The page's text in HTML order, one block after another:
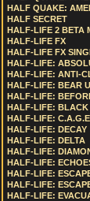
HALF QUAKE:
HALF SECRET
HALF-LIFE 2 BETA
HALF-LIFE FX
HALF-LIFE FX
HALF-LIFE:
HALF-LIFE: ANTI-
HALF-LIFE: BEAR
HALF-LIFE:
HALF-LIFE: BLACK
HALF-LIFE:
HALF-LIFE: DECAY
HALF-LIFE: DELTA
HALF-LIFE:
HALF-LIFE:
HALF-LIFE:
HALF-LIFE:
HALF-LIFE: